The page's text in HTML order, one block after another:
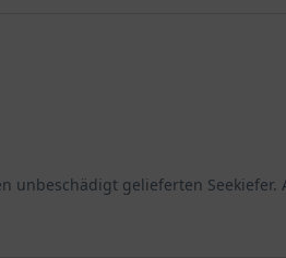
unbeschädigt gelieferten